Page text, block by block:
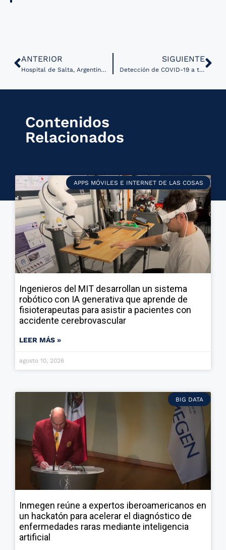
ANTERIOR
Hospital de Salta, Argentina participó en congreso internacional de comunicación a distancia
SIGUIENTE
Detección de COVID-19 a través de wearables y aprendizaje automático
Contenidos
Relacionados
APPS MÓVILES E INTERNET DE LAS COSAS
Ingenieros del MIT desarrollan un sistema
robótico con IA generativa que aprende de
fisioterapeutas para asistir a pacientes con
accidente cerebrovascular
LEER MÁS »
agosto 10, 2026
BIG DATA
Inmegen reúne a expertos iberoamericanos en
un hackatón para acelerar el diagnóstico de
enfermedades raras mediante inteligencia
artificial